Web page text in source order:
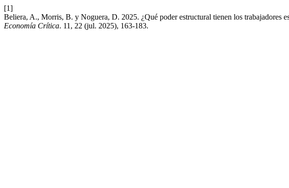
[1]
Beliera, A., Morris, B. y Noguera, D. 2025. ¿Qué poder estructural tienen los trabajadores
Economía Crítica. 11, 22 (jul. 2025), 163-183.